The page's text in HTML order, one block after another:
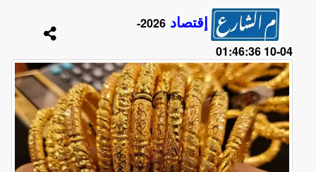
إقتصاد
2026-
04-10 01:46:36